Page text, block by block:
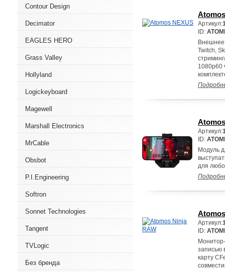
Contour Design
Decimator
EAGLES HERO
Grass Valley
Hollyland
Logickeyboard
Magewell
Marshall Electronics
MrCable
Obsbot
P.I.Engineering
Softron
Sonnet Technologies
Tangent
TVLogic
Без бренда
Артикул:
ID:
Внешнее
Twitch,
1080p60
Артикул:
ID:
Модуль
для
Артикул:
ID:
записью
карту